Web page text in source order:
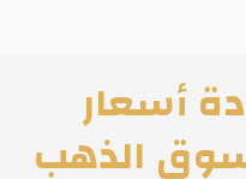
أسعار
الذهب